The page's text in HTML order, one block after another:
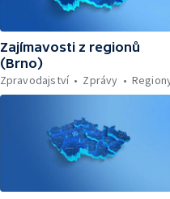
Zajímavosti z regionů
(Brno)
Zpravodajství
Zprávy